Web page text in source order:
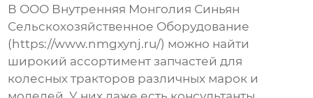
В ООО Внутренняя Монголия Синьян
Сельскохозяйственное Оборудование
(https://www.nmgxynj.ru/) можно найти
широкий ассортимент запчастей для
колесных тракторов различных марок и